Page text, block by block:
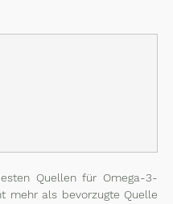
Quellen für Omega-3-
mehr als bevorzugte Quelle